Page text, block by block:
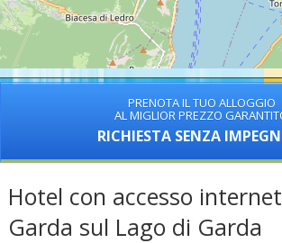
PRENOTA IL TUO ALLOGGIO
AL MIGLIOR PREZZO
RICHIESTA SENZA
Hotel con accesso
Garda sul Lago di Garda